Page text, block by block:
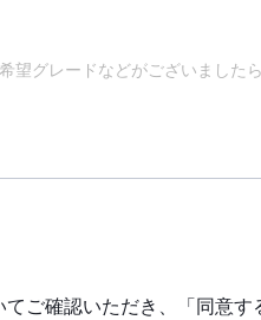
てご確認いただき、「同意す